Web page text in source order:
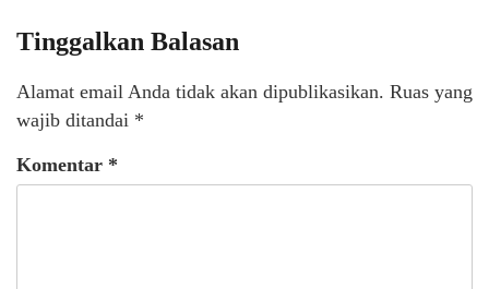
Tinggalkan Balasan
Alamat email Anda tidak akan dipublikasikan. Ruas yang
wajib ditandai *
Komentar *